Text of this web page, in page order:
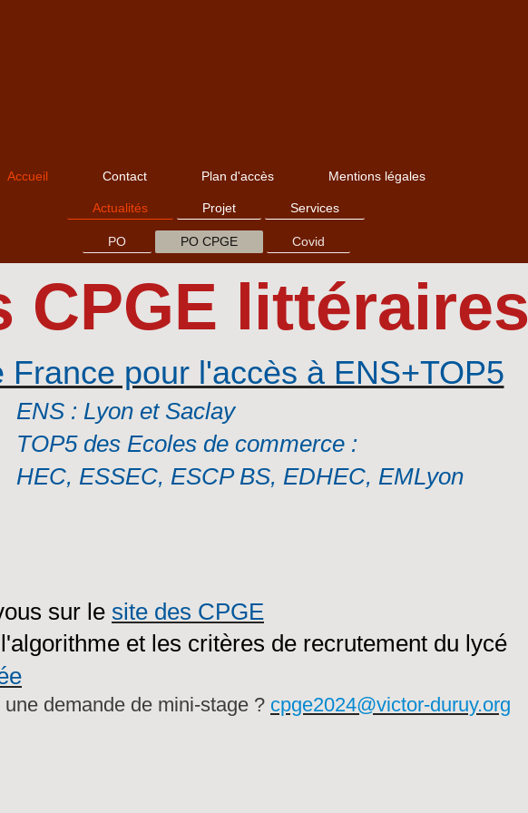
Accueil Contact Plan d'accès Mentions légales
Actualités Projet Services
PO PO CPGE Covid
CPGE littéraires
France pour l'accès à ENS+TOP5
ENS : Lyon et Saclay
TOP5 des Ecoles de commerce :
HEC, ESSEC, ESCP BS, EDHEC, EMLyon
sur le site des CPGE
l'algorithme et les critères de recrutement du lycé
demande de mini-stage ? cpge2024@victor-duruy.org